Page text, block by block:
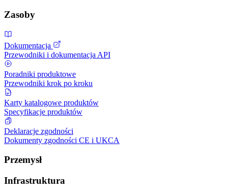
Zasoby
Dokumentacja
Przewodniki i dokumentacja API
Poradniki produktowe
Przewodniki krok po kroku
Karty katalogowe produktów
Specyfikacje produktów
Deklaracje zgodności
Dokumenty zgodności CE i UKCA
Przemysł
Infrastruktura